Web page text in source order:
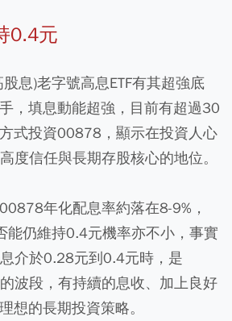
0.4元
息)老字號高息ETF有其超強底
，填息動能超強，目前有超過30
式投資00878，顯示在投資人心
度信任與長期存股核心的地位。
年化配息率約落在8-9%，
能仍維持0.4元機率亦不小，事實
介於0.28元到0.4元時，是
波段，有持續的息收、加上良好
想的長期投資策略。